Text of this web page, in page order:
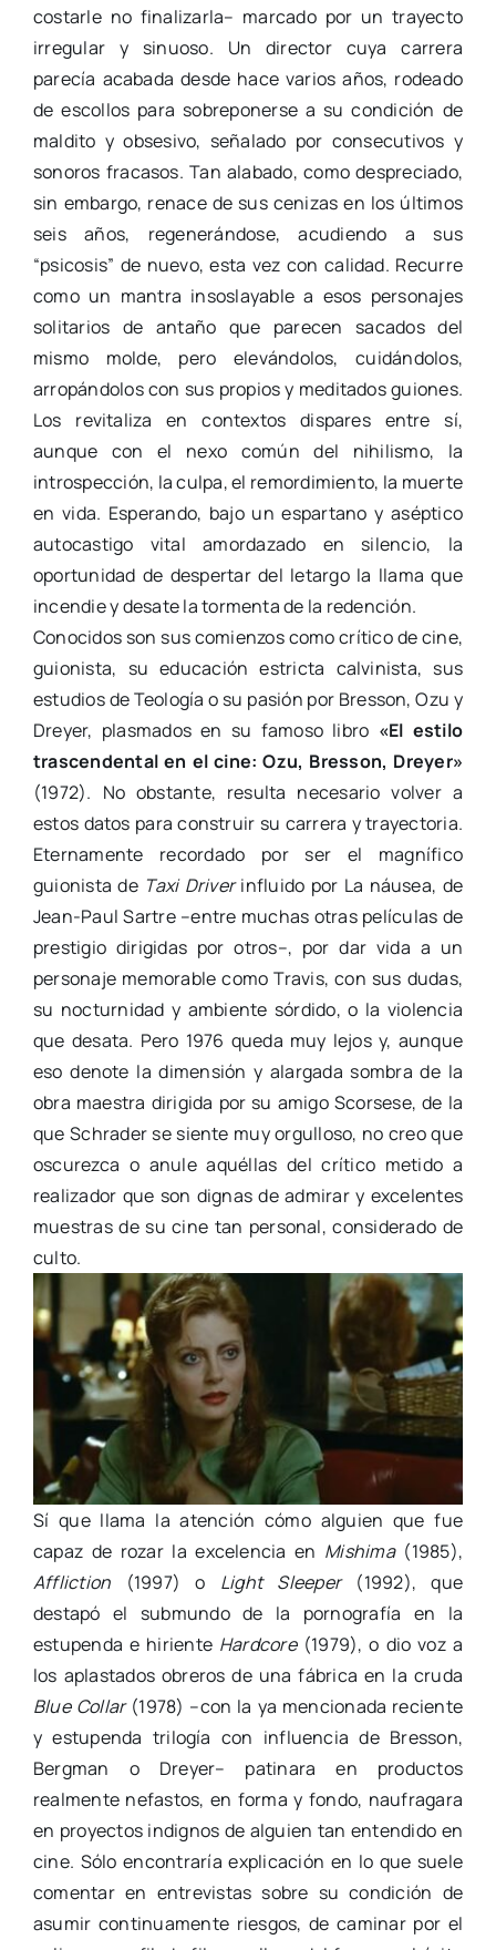
costarle no finalizarla– marcado por un trayecto
irregular y sinuoso. Un director cuya carrera
parecía acabada desde hace varios años, rodeado
de escollos para sobreponerse a su condición de
maldito y obsesivo, señalado por consecutivos y
sonoros fracasos. Tan alabado, como despreciado,
sin embargo, renace de sus cenizas en los últimos
seis años, regenerándose, acudiendo a sus
“psicosis” de nuevo, esta vez con calidad. Recurre
como un mantra insoslayable a esos personajes
solitarios de antaño que parecen sacados del
mismo molde, pero elevándolos, cuidándolos,
arropándolos con sus propios y meditados guiones.
Los revitaliza en contextos dispares entre sí,
aunque con el nexo común del nihilismo, la
introspección, la culpa, el remordimiento, la muerte
en vida. Esperando, bajo un espartano y aséptico
autocastigo vital amordazado en silencio, la
oportunidad de despertar del letargo la llama que
incendie y desate la tormenta de la redención.
Conocidos son sus comienzos como crítico de cine,
guionista, su educación estricta calvinista, sus
estudios de Teología o su pasión por Bresson, Ozu y
Dreyer, plasmados en su famoso libro «El estilo
trascendental en el cine: Ozu, Bresson, Dreyer»
(1972). No obstante, resulta necesario volver a
estos datos para construir su carrera y trayectoria.
Eternamente recordado por ser el magnífico
guionista de Taxi Driverinfluido por La náusea, de
Jean-Paul Sartre –entre muchas otras películas de
prestigio dirigidas por otros–, por dar vida a un
personaje memorable como Travis, con sus dudas,
su nocturnidad y ambiente sórdido, o la violencia
que desata. Pero 1976 queda muy lejos y, aunque
eso denote la dimensión y alargada sombra de la
obra maestra dirigida por su amigo Scorsese, de la
que Schrader se siente muy orgulloso, no creo que
oscurezca o anule aquéllas del crítico metido a
realizador que son dignas de admirar y excelentes
muestras de su cine tan personal, considerado de
culto.
Sí que llama la atención cómo alguien que fue
capaz de rozar la excelencia en Mishima(1985),
Affliction (1997) o Light Sleeper(1992), que
destapó el submundo de la pornografía en la
estupenda e hiriente Hardcore(1979), o dio voz a
los aplastados obreros de una fábrica en la cruda
Blue Collar(1978) –con la ya mencionada reciente
y estupenda trilogía con influencia de Bresson,
Bergman o Dreyer– patinara en productos
realmente nefastos, en forma y fondo, naufragara
en proyectos indignos de alguien tan entendido en
cine. Sólo encontraría explicación en lo que suele
comentar en entrevistas sobre su condición de
asumir continuamente riesgos, de caminar por el